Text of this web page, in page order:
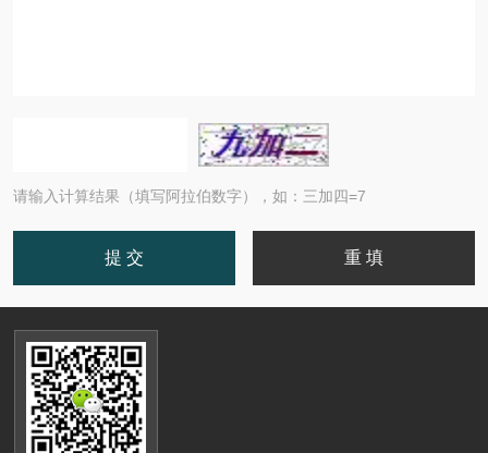
请输入计算结果（填写阿拉伯数字），如：三加四=7